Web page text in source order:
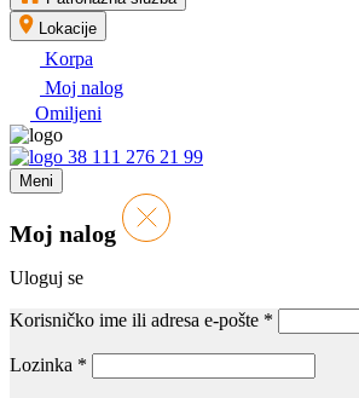
Lokacije
Korpa
Moj nalog
Omiljeni
38 111 276 21 99
Meni
Moj nalog
Uloguj se
Korisničko ime ili adresa e-pošte *
Lozinka *